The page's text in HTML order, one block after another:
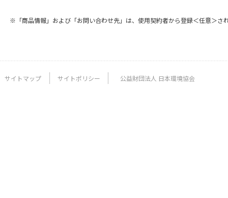
※「商品情報」および「お問い合わせ先」は、使用契約者から登録＜任意＞さ
サイトマップ サイトポリシー 公益財団法人 日本環境協会